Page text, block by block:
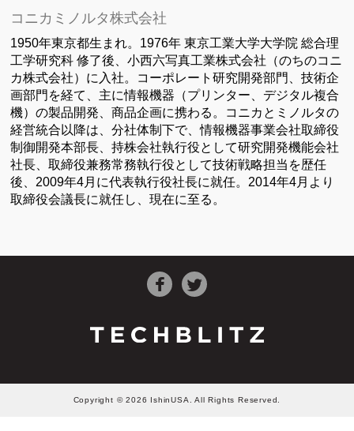
コニカミノルタ株式会社
1950年東京都生まれ。1976年 東京工業大学大学院 総合理
工学研究科 修了後、小西六写真工業株式会社（のちのコニ
カ株式会社）に入社。コーポレート研究開発部門、技術企
画部門を経て、主に情報機器（プリンター、デジタル複合
機）の製品開発、商品企画に携わる。コニカとミノルタの
経営統合以降は、分社体制下で、情報機器事業会社取締役
制御開発本部長、持株会社執行役として研究開発機能会社
社長、取締役兼務常務執行役として技術戦略担当を歴任
後、2009年4月に代表執行役社長に就任。2014年4月より
取締役会議長に就任し、現在に至る。
Copyright © 2026 IshinUSA. All Rights Reserved.